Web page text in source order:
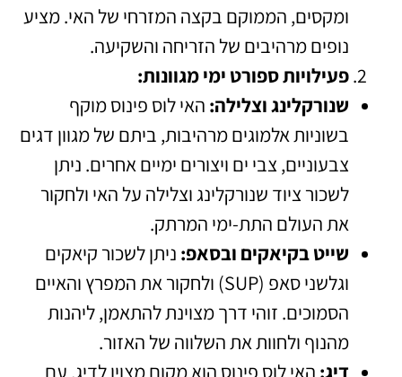
ומקסים, הממוקם בקצה המזרחי של האי. מציע
נופים מרהיבים של הזריחה והשקיעה.
פעילויות ספורט ימי מגוונות:
שנורקלינג וצלילה: האי לוס פינוס מוקף
בשוניות אלמוגים מרהיבות, ביתם של מגוון דגים
צבעוניים, צבי ים ויצורים ימיים אחרים. ניתן
לשכור ציוד שנורקלינג וצלילה על האי ולחקור
את העולם התת-ימי המרתק.
שייט בקיאקים ובסאפ: ניתן לשכור קיאקים
וגלשני סאפ (SUP) ולחקור את המפרץ והאיים
הסמוכים. זוהי דרך מצוינת להתאמן, ליהנות
מהנוף ולחוות את השלווה של האזור.
דיג: האי לוס פינוס הוא מקום מצוין לדיג, עם